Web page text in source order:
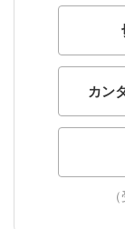
カン